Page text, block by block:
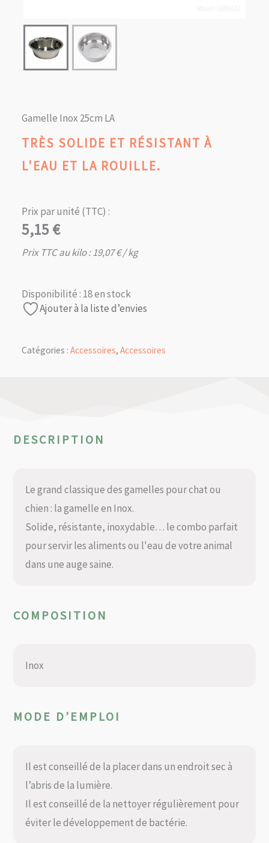
Gamelle Inox 25cm LA
TRÈS SOLIDE ET RÉSISTANT À
L'EAU ET LA ROUILLE.
Prix par unité (TTC) :
5,15€
Prix TTC au kilo :19,07€/ kg
Disponibilité : 18 en stock
Ajouter à la liste d’envies
Catégories : Accessoires, Accessoires
DESCRIPTION
Le grand classique des gamelles pour chat ou
chien : la gamelle en Inox.
Solide, résistante, inoxydable… le combo parfait
pour servir les aliments ou l'eau de votre animal
dans une auge saine.
COMPOSITION
Inox
MODE D’EMPLOI
Il est conseillé de la placer dans un endroit sec à
l’abris de la lumière.
Il est conseillé de la nettoyer régulièrement pour
éviter le développement de bactérie.